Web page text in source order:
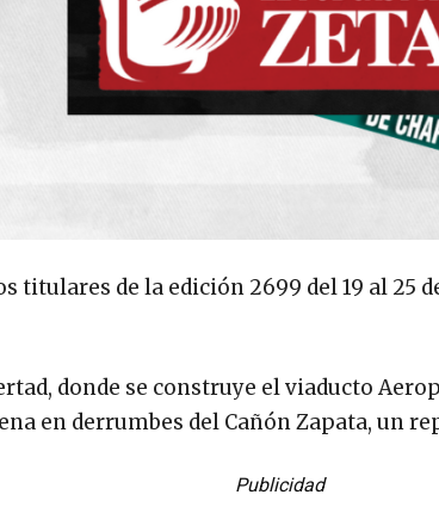
titulares de la edición 2699 del 19 al 25
donde se construye el viaducto
en derrumbes del Cañón Zapata, un
Publicidad